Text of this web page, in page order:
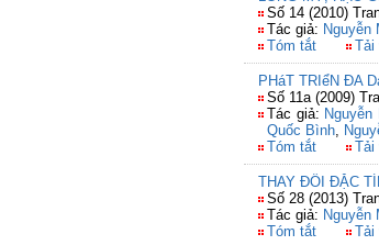
Số 14 (2010)
Tác giả: Nguyễn
Tóm tắt
Tải
PHáT TRIểN ĐA
Số 11a (2009)
Tác giả: Nguyễn
Quốc Bình,
Tóm tắt
Tải
THAY ĐỔI ĐẶC
Số 28 (2013)
Tác giả: Nguyễn
Tóm tắt
Tải